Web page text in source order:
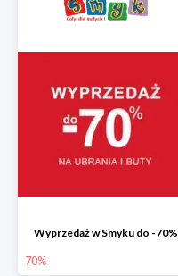
Wyprzedaż w Smyku do -70%
70%